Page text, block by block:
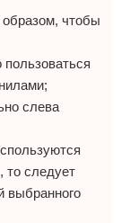
чтобы
слева
то следует
выбранного